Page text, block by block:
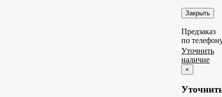
Закрыть
Предзаказ
по
Уточнить
наличие
×